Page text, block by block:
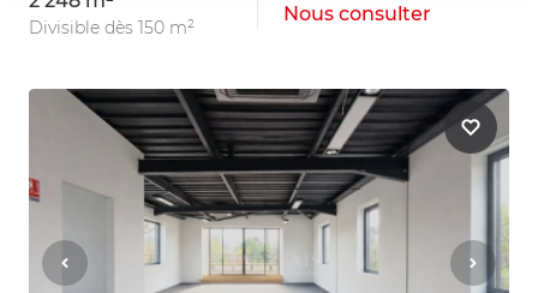
Divisible dès 150 m²
Nous consulter